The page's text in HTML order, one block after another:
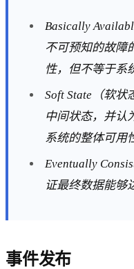
Basically
不可预知的故障
性，但不等于系
Soft State（软
中间状态，并认
系统的整体可用
Eventually
证最终数据能够
事件发布